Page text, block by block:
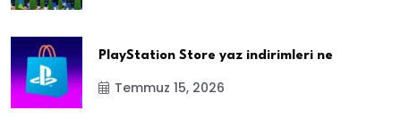
PlayStation Store yaz indirimleri ne
Temmuz 15, 2026